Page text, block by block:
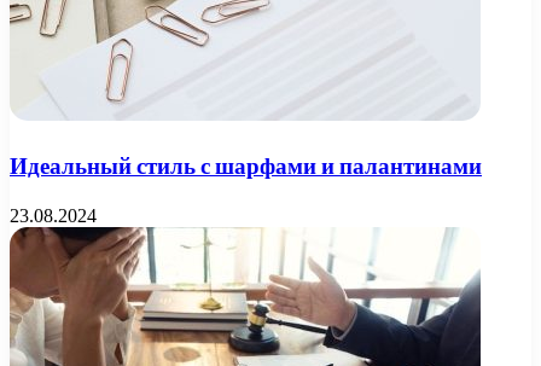
Идеальный стиль с шарфами и палантинами
23.08.2024